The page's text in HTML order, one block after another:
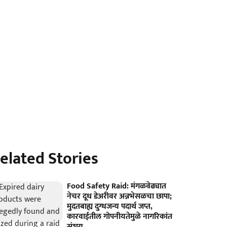
Stories
Food Safety Raid: मंगळवेढ्यात
नेचर दूध डेअरीवर अन्नभेसळचा छापा;
मुदतबाह्य दुग्धजन्य पदार्थ जप्त,
कारवाईतील गोपनीयतेमुळे नागरिकांत